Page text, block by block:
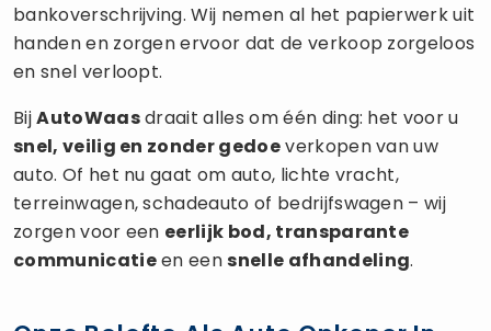
bankoverschrijving. Wij nemen al het papierwerk uit
handen en zorgen ervoor dat de verkoop zorgeloos
en snel verloopt.
BijAutoWaasdraait alles om één ding: het voor u
snel, veilig en zonder gedoeverkopen van uw
auto. Of het nu gaat om auto, lichte vracht,
terreinwagen, schadeauto of bedrijfswagen – wij
zorgen voor een eerlijk bod, transparante
communicatieen eensnelle afhandeling.